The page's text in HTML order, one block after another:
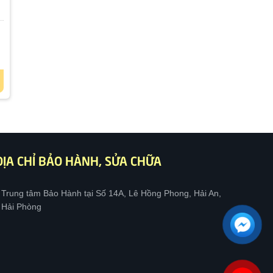
CHỈ BẢO HÀNH, SỬA CHỮA
Trung tâm Bảo Hành tại Số 14A, Lê Hồng Phong, Hải An,
Hải Phòng